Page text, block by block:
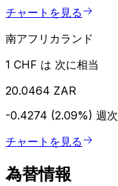
チャートを見る
南アフリカランド
1 CHF は 次に相当
20.0464 ZAR
-0.4274 (2.09%) 週次
チャートを見る
為替情報